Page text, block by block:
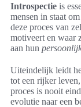
Introspectie is
mensen in staat
deze proces van
motiveert en waar
aan hun
Uiteindelijk leidt
tot een rijker
proces is nooit
evolutie naar een